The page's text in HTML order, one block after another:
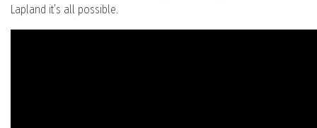
Lapland it’s all possible.